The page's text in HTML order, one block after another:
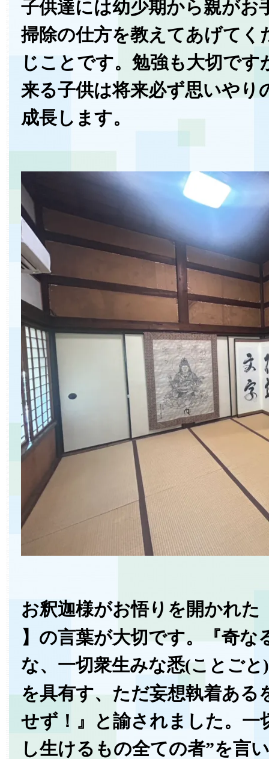
子供達には幼少期から親がお
掃除の仕方を教えてあげてく
じことです。勉強も大切です
来る子供は将来必ず思いやり
成長します。
お釈迦様がお悟りを開かれた
】の言葉が大切です。『奇な
な、一切衆生みな悉(ことごと)
を具有す、ただ妄想執着ある
せず！』と諭されました。一
し生けるもの全ての者”を言